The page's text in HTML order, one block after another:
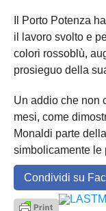
Il Porto Potenza
il lavoro svolto e
colori rossoblù,
prosieguo della
Un addio che non
mesi, come
Monaldi parte
simbolicamente le
Condividi su